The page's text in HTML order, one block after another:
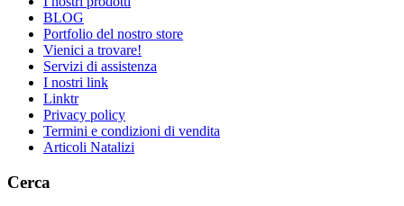
BLOG
Portfolio del nostro store
Vienici a trovare!
Servizi di assistenza
I nostri link
Linktr
Privacy policy
Termini e condizioni di vendita
Articoli Natalizi
Cerca